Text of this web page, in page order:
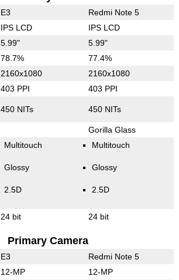
E3 Redmi Note 5
IPS LCD IPS LCD
5.99" 5.99"
78.7% 77.4%
2160x1080 2160x1080
403 PPI 403 PPI
450 NITs 450 NITs
Gorilla Glass
Multitouch
Glossy
2.5D
Multitouch
Glossy
2.5D
24 bit 24 bit
Primary Camera
E3 Redmi Note 5
12-MP 12-MP